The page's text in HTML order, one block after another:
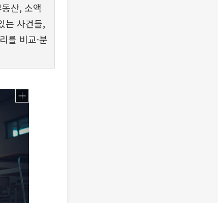
산, 소액
는 사건들,
를 비교·분